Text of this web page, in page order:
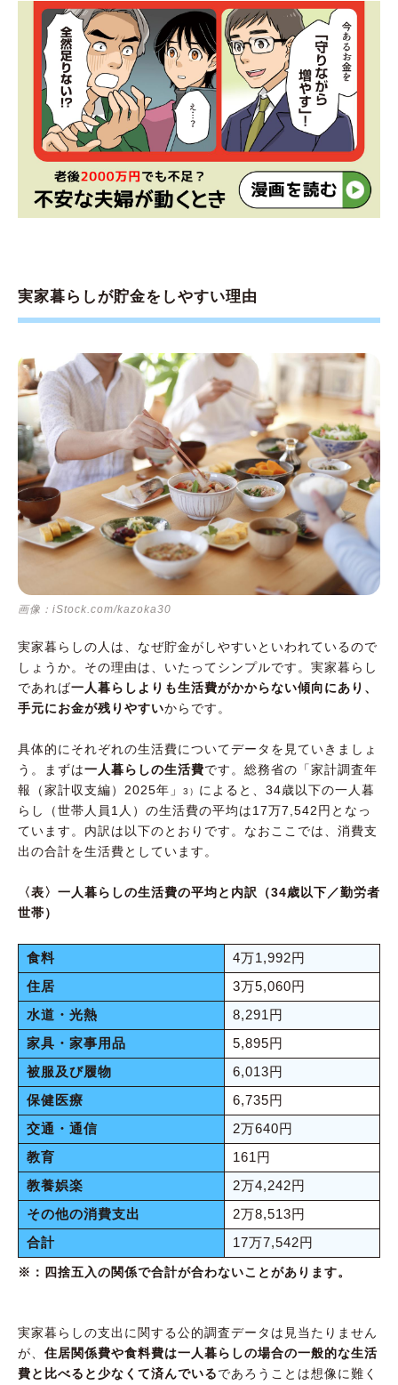
実家暮らしが貯金をしやすい理由
画像：iStock.com/kazoka30
実家暮らしの人は、なぜ貯金がしやすいといわれているので
しょうか。その理由は、いたってシンプルです。実家暮らし
であれば一人暮らしよりも生活費がかからない傾向にあり、
手元にお金が残りやすいからです。
具体的にそれぞれの生活費についてデータを見ていきましょ
う。まずは一人暮らしの生活費です。総務省の「家計調査年
報（家計収支編）2025年」
3） によると、34歳以下の一人暮
らし（世帯人員1人）の生活費の平均は17万7,542円となっ
ています。内訳は以下のとおりです。なおここでは、消費支
出の合計を生活費としています。
〈表〉一人暮らしの生活費の平均と内訳（34歳以下／勤労者
世帯）
食料
4万1,992円
住居
3万5,060円
水道・光熱
8,291円
家具・家事用品
5,895円
被服及び履物
6,013円
保健医療
6,735円
交通・通信
2万640円
教育
161円
教養娯楽
2万4,242円
その他の消費支出
2万8,513円
合計
17万7,542円
※：四捨五入の関係で合計が合わないことがあります。
実家暮らしの支出に関する公的調査データは見当たりません
が、 住居関係費や食料費は一人暮らしの場合の一般的な生活
費と比べると少なくて済んでいるであろうことは想像に難く